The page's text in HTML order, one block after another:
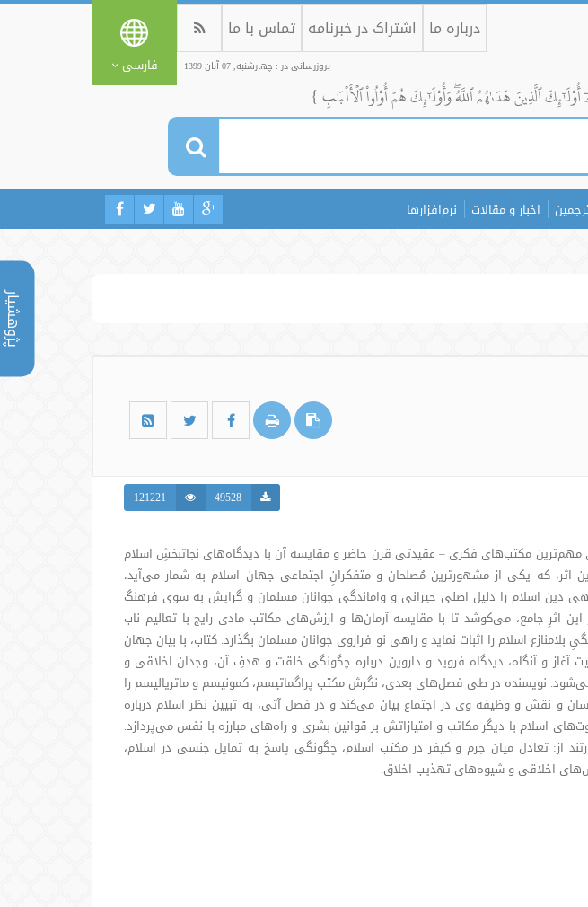
پژوهشیار
درباره ما اشتراک در خبرنامه تماس با ما
بروزرسانی در : چهارشنبه, 07 آبان 1399 فارسی
ٱلَّذِينَ هَدَىٰهُمُ ٱللَّهُۖ وَأُوْلَٰٓئِكَ هُمۡ أُوْلُواْ ٱلۡأَلۡبَٰبِ }
اخبار و مقالات نرم‌افزارها
49528
121221
مهم‌ترین مکتب‌های فکری – عقیدتی قرن حاضر و مقایسه آن با دیدگاه‌های نجاتبخشِ اسلام
اثر، که یکی از مشهورترین مُصلحان و متفکرانِ اجتماعی جهان اسلام به شمار می‌آید،
دین اسلام را دلیل اصلی حیرانی و واماندگی جوانان مسلمان و گرایش به سوی فرهنگ
اثرِ جامع، می‌کوشد تا با مقایسه آرمان‌ها و ارزش‌های مکاتب مادی رایج با تعالیم ناب
بلامنازع اسلام را اثبات نماید و راهی نو فراروی جوانان مسلمان بگذارد. کتاب، با بیان جهان
آغاز و آنگاه، دیدگاه فروید و داروین درباره چگونگی خلقت و هدفِ آن، وجدان اخلاقی و
نویسنده در طی فصل‌های بعدی، نگرش مکتب پراگماتیسم، کمونیسم و ماتریالیسم را
و نقش و وظیفه وی در اجتماع بیان می‌کند و در فصل آتی، به تبیین نظر اسلام درباره
اسلام با دیگر مکاتب و امتیازاتش بر قوانین بشری و راه‌های مبارزه با نفس می‌پردازد.
از: تعادل میان جرم و کیفر در مکتب اسلام، چگونگی پاسخ به تمایل جنسی در اسلام،
اخلاقی و شیوه‌های تهذیب اخلاق.